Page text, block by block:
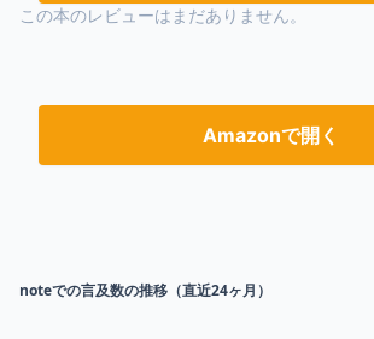
この本のレビューはまだありません。
Amazonで開く
noteでの言及数の推移（直近24ヶ月）